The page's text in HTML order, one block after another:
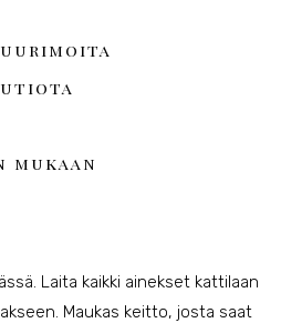
mukaan
Laita kaikki ainekset kattilaan
Maukas keitto, josta saat